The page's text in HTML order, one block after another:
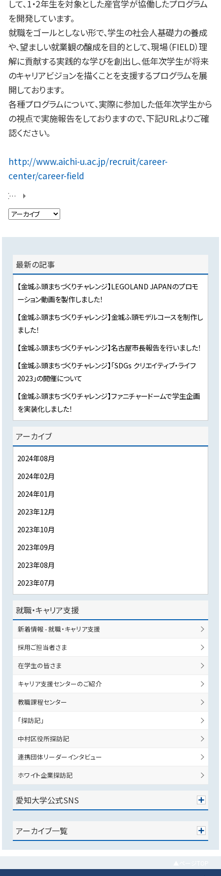
して、1・2年生を対象とした産官学が協働したプログラム
を開発しています。
就職をゴールとしない形で、学生の社会人基礎力の養成
や、望ましい就業観の醸成を目的として、現場（FIELD）理
解に貢献する実践的な学びを創出し、低年次学生が将来
のキャリアビジョンを描くことを支援するプログラムを展
開しております。
各種プログラムについて、実際に参加した低年次学生から
の視点で実施報告をしておりますので、下記URLよりご確
認ください。
http://www.aichi-u.ac.jp/recruit/career-
center/career-field
【金城ふ頭まちづくりチャレンジ】キックオフ研修＆フィールドワークを行いました！
最新の記事
【金城ふ頭まちづくりチャレンジ】LEGOLAND JAPANのプロモ
ーション動画を製作しました！
【金城ふ頭まちづくりチャレンジ】金城ふ頭モデルコースを制作し
ました！
【金城ふ頭まちづくりチャレンジ】名古屋市長報告を行いました！
【金城ふ頭まちづくりチャレンジ】「SDGs クリエイティブ・ライフ
2023」の開催について
【金城ふ頭まちづくりチャレンジ】ファニチャードームで学生企画
を実装化しました！
アーカイブ
2024年08月
2024年02月
2024年01月
2023年12月
2023年10月
2023年09月
2023年08月
2023年07月
就職・キャリア支援
新着情報 - 就職・キャリア支援
採用ご担当者さま
在学生の皆さま
キャリア支援センターのご紹介
教職課程センター
「探訪記」
中村区役所探訪記
連携団体リーダーインタビュー
ホワイト企業探訪記
愛知大学公式SNS
アーカイブ一覧